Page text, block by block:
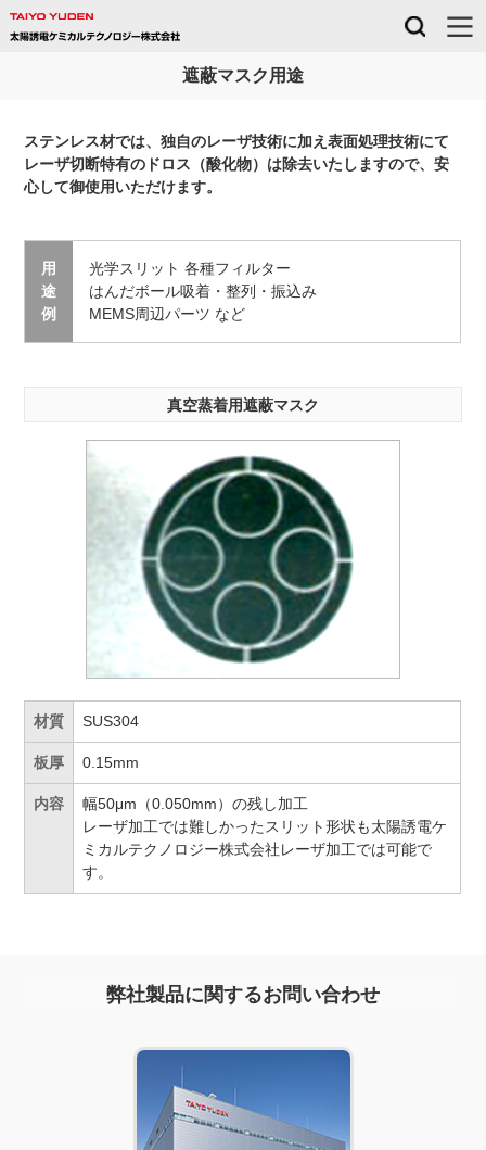
遮蔽マスク用途
ステンレス材では、独自のレーザ技術に加え表面処理技術にて
レーザ切断特有のドロス（酸化物）は除去いたしますので、安
心して御使用いただけます。
用
途
例
光学スリット 各種フィルター
はんだボール吸着・整列・振込み
MEMS周辺パーツ など
真空蒸着用遮蔽マスク
材質 SUS304
板厚 0.15mm
内容
幅50μm（0.050mm）の残し加工
レーザ加工では難しかったスリット形状も太陽誘電ケ
ミカルテクノロジー株式会社レーザ加工では可能で
す。
弊社製品に関するお問い合わせ